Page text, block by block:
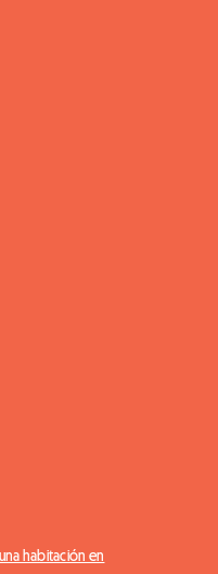
habitación en